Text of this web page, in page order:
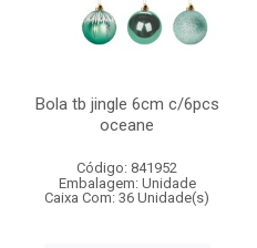
Bola tb jingle 6cm c/6pcs
oceane
Código: 841952
Embalagem: Unidade
Caixa Com: 36 Unidade(s)